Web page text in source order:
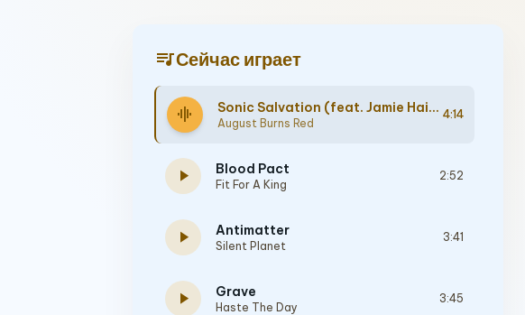
queue_musicСейчас играет
graphic_eq Sonic Salvation (feat. Jamie Hails)
August Burns Red
4:14
play_arrow Blood Pact
Fit For A King
2:52
play_arrow Antimatter
Silent Planet
3:41
play_arrow Grave
Haste The Day
3:45